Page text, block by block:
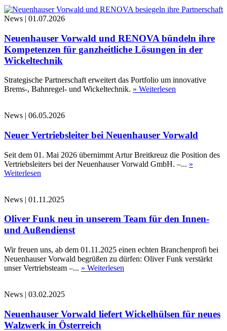
News | 01.07.2026
Neuenhauser Vorwald und RENOVA bündeln ihre
Kompetenzen für ganzheitliche Lösungen in der
Wickeltechnik
Strategische Partnerschaft erweitert das Portfolio um innovative
Brems-, Bahnregel- und Wickeltechnik. » Weiterlesen
News | 06.05.2026
Neuer Vertriebsleiter bei Neuenhauser Vorwald
Seit dem 01. Mai 2026 übernimmt Artur Breitkreuz die Position des
Vertriebsleiters bei der Neuenhauser Vorwald GmbH. –... »
Weiterlesen
News | 01.11.2025
Oliver Funk neu in unserem Team für den Innen-
und Außendienst
Wir freuen uns, ab dem 01.11.2025 einen echten Branchenprofi bei
Neuenhauser Vorwald begrüßen zu dürfen: Oliver Funk verstärkt
unser Vertriebsteam –... » Weiterlesen
News | 03.02.2025
Neuenhauser Vorwald liefert Wickelhülsen für neues
Walzwerk in Österreich